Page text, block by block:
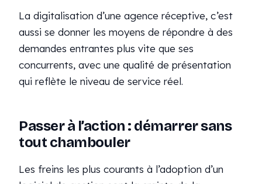
La digitalisation d’une agence réceptive, c’est
aussi se donner les moyens de répondre à des
demandes entrantes plus vite que ses
concurrents, avec une qualité de présentation
qui reflète le niveau de service réel.
Passer à l’action : démarrer sans
tout chambouler
Les freins les plus courants à l’adoption d’un